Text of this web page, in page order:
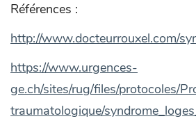
Références :
http://www.docteurrouxel.com/
https://www.urgences-
ge.ch/sites/rug/files/protocoles/
traumatologique/